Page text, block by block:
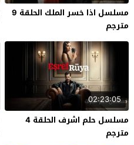
مسلسل اذا خسر الملك الحلقة 9
مترجم
02:23:05
مسلسل حلم اشرف الحلقة 4
مترجم